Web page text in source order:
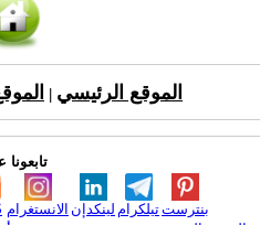
الموقع الرئيسي
تابعونا
الانستغرام لينكدإن تيلكرامبنترست